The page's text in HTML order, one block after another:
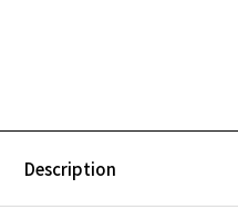
Description